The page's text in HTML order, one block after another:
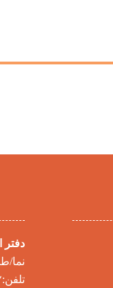
دفتر
تلفن:۰۳۱۹۱۰۰۲۴۳۲